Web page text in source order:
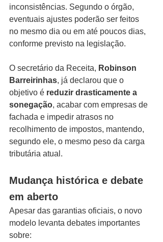
inconsistências. Segundo o órgão,
eventuais ajustes poderão ser feitos
no mesmo dia ou em até poucos dias,
conforme previsto na legislação.
O secretário da Receita, Robinson
Barreirinhas, já declarou que o
objetivo é reduzir drasticamente a
sonegação, acabar com empresas de
fachada e impedir atrasos no
recolhimento de impostos, mantendo,
segundo ele, o mesmo peso da carga
tributária atual.
Mudança histórica e debate
em aberto
Apesar das garantias oficiais, o novo
modelo levanta debates importantes
sobre: